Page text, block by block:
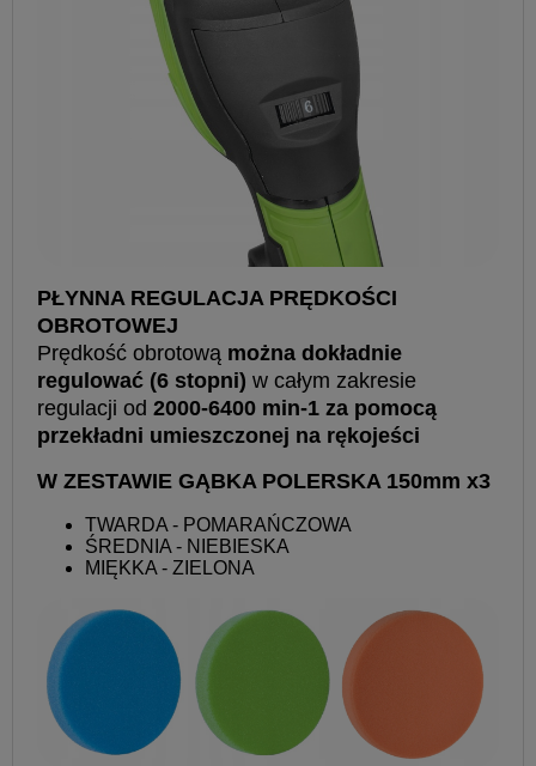
PŁYNNA REGULACJA PRĘDKOŚCI
OBROTOWEJ
Prędkość obrotową można dokładnie
regulować (6 stopni) w całym zakresie
regulacji od 2000-6400 min-1 za pomocą
przekładni umieszczonej na rękojeści
W ZESTAWIE GĄBKA POLERSKA 150mm x3
TWARDA - POMARAŃCZOWA
ŚREDNIA - NIEBIESKA
MIĘKKA - ZIELONA